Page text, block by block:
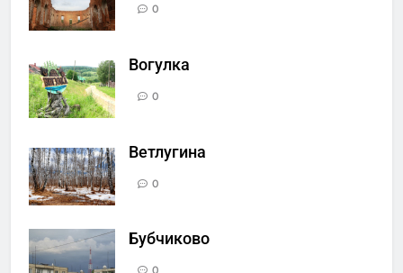
0
Вогулка
0
Ветлугина
0
Бубчиково